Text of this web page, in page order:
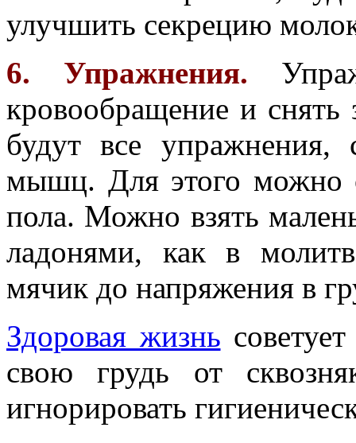
улучшить секрецию
6. Упражнения.
кровообращение и снять
будут все упражнения,
мышц. Для этого можно
пола. Можно взять
ладонями, как в
мячик до напряжения в
Здоровая жизнь
свою грудь от
игнорировать